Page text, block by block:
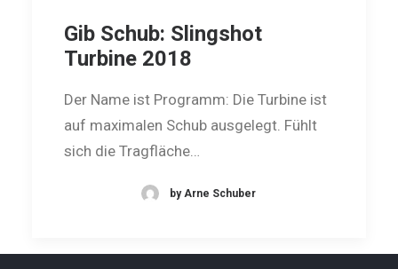
Gib Schub: Slingshot
Turbine 2018
Der Name ist Programm: Die Turbine ist
auf maximalen Schub ausgelegt. Fühlt
sich die Tragfläche…
by Arne Schuber